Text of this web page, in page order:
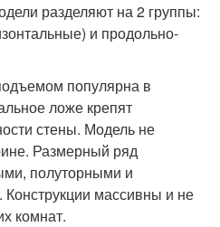
разделяют на 2 группы:
и продольно-
популярна в
ложе крепят
стены. Модель не
Размерный ряд
полуторными и
массивны и не
комнат.